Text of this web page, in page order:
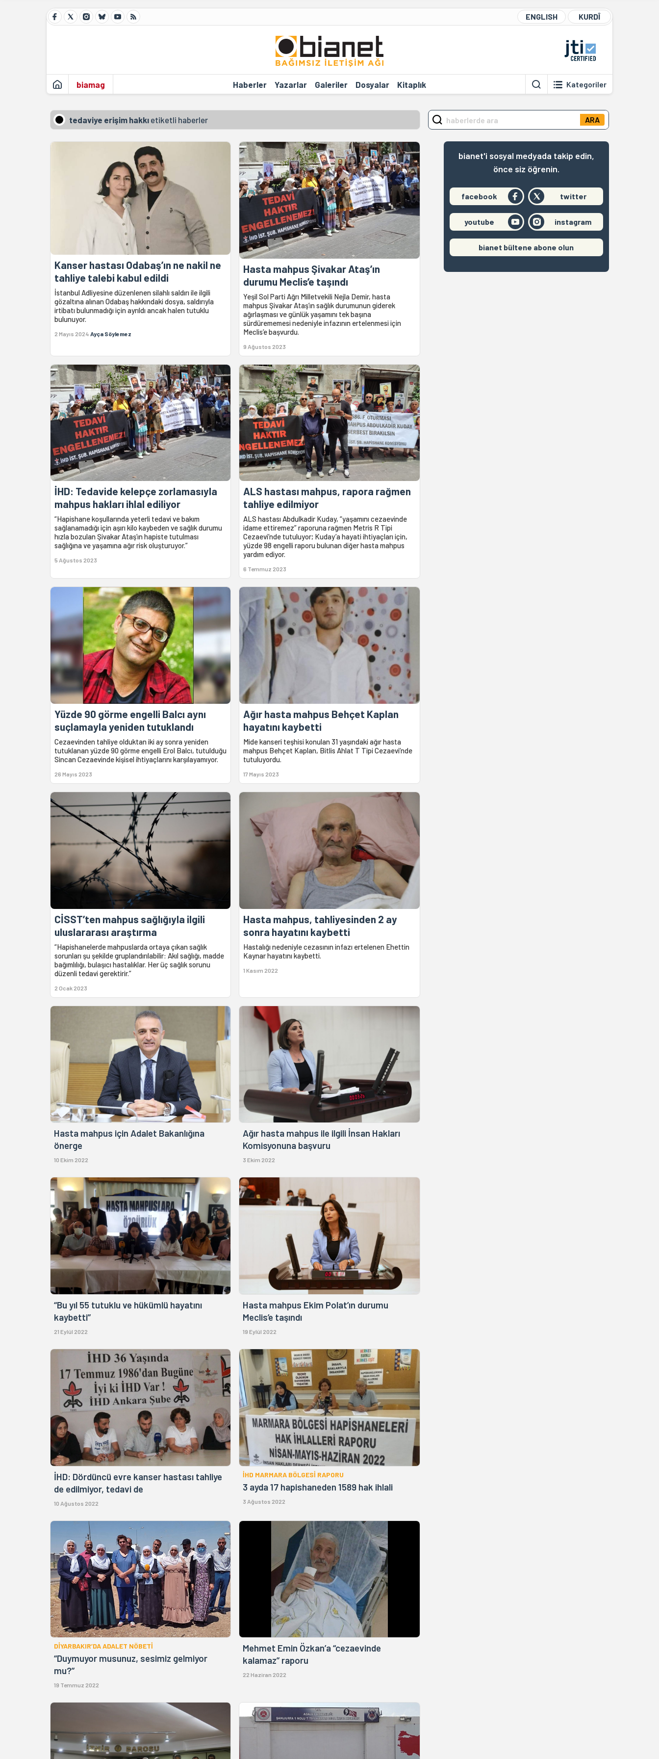
ENGLISH KURDÎ
biamag Haberler Yazarlar Galeriler Dosyalar Kitaplık Kategoriler
tedaviye erişim hakkı etiketli haberler
Kanser hastası Odabaş’ın ne nakil ne
tahliye talebi kabul edildi
İstanbul Adliyesine düzenlenen silahlı saldırı ile ilgili
gözaltına alınan Odabaş hakkındaki dosya, saldırıyla
irtibatı bulunmadığı için ayrıldı ancak halen tutuklu
bulunuyor.
2 Mayıs 2024 Ayça Söylemez
Hasta mahpus Şivakar Ataş’ın
durumu Meclis’e taşındı
Yeşil Sol Parti Ağrı Milletvekili Nejla Demir, hasta
mahpus Şivakar Ataş’ın sağlık durumunun giderek
ağırlaşması ve günlük yaşamını tek başına
sürdürememesi nedeniyle infazının ertelenmesi için
Meclis’e başvurdu.
9 Ağustos 2023
İHD: Tedavide kelepçe zorlamasıyla
mahpus hakları ihlal ediliyor
“Hapishane koşullarında yeterli tedavi ve bakım
sağlanamadığı için aşırı kilo kaybeden ve sağlık durumu
hızla bozulan Şivakar Ataş’ın hapiste tutulması
sağlığına ve yaşamına ağır risk oluşturuyor.”
5 Ağustos 2023
ALS hastası mahpus, rapora rağmen
tahliye edilmiyor
ALS hastası Abdulkadir Kuday, “yaşamını cezaevinde
idame ettiremez” raporuna rağmen Metris R Tipi
Cezaevi’nde tutuluyor; Kuday’a hayati ihtiyaçları için,
yüzde 98 engelli raporu bulunan diğer hasta mahpus
yardım ediyor.
6 Temmuz 2023
Yüzde 90 görme engelli Balcı aynı
suçlamayla yeniden tutuklandı
Cezaevinden tahliye olduktan iki ay sonra yeniden
tutuklanan yüzde 90 görme engelli Erol Balcı, tutulduğu
Sincan Cezaevinde kişisel ihtiyaçlarını karşılayamıyor.
26 Mayıs 2023
Ağır hasta mahpus Behçet Kaplan
hayatını kaybetti
Mide kanseri teşhisi konulan 31 yaşındaki ağır hasta
mahpus Behçet Kaplan, Bitlis Ahlat T Tipi Cezaevi’nde
tutuluyordu.
17 Mayıs 2023
CİSST’ten mahpus sağlığıyla ilgili
uluslararası araştırma
“Hapishanelerde mahpuslarda ortaya çıkan sağlık
sorunları şu şekilde gruplandırılabilir: Akıl sağlığı, madde
bağımlılığı, bulaşıcı hastalıklar. Her üç sağlık sorunu
düzenli tedavi gerektirir.”
2 Ocak 2023
Hasta mahpus, tahliyesinden 2 ay
sonra hayatını kaybetti
Hastalığı nedeniyle cezasının infazı ertelenen Ehettin
Kaynar hayatını kaybetti.
1 Kasım 2022
Hasta mahpus için Adalet Bakanlığına
önerge
10 Ekim 2022
Ağır hasta mahpus ile ilgili İnsan Hakları
Komisyonuna başvuru
3 Ekim 2022
“Bu yıl 55 tutuklu ve hükümlü hayatını
kaybetti”
21 Eylül 2022
Hasta mahpus Ekim Polat’ın durumu
Meclis’e taşındı
19 Eylül 2022
İHD: Dördüncü evre kanser hastası tahliye
de edilmiyor, tedavi de
10 Ağustos 2022
İHD MARMARA BÖLGESİ RAPORU
3 ayda 17 hapishaneden 1589 hak ihlali
3 Ağustos 2022
DİYARBAKIR’DA ADALET NÖBETİ
“Duymuyor musunuz, sesimiz gelmiyor
mu?”
19 Temmuz 2022
Mehmet Emin Özkan’a “cezaevinde
kalamaz” raporu
22 Haziran 2022
ARA
bianet'i sosyal medyada takip edin,
önce siz öğrenin.
facebook twitter
youtube instagram
bianet bültene abone olun